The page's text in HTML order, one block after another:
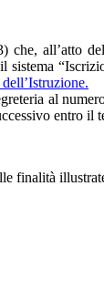
all’atto
sistema
al
entro il
finalità